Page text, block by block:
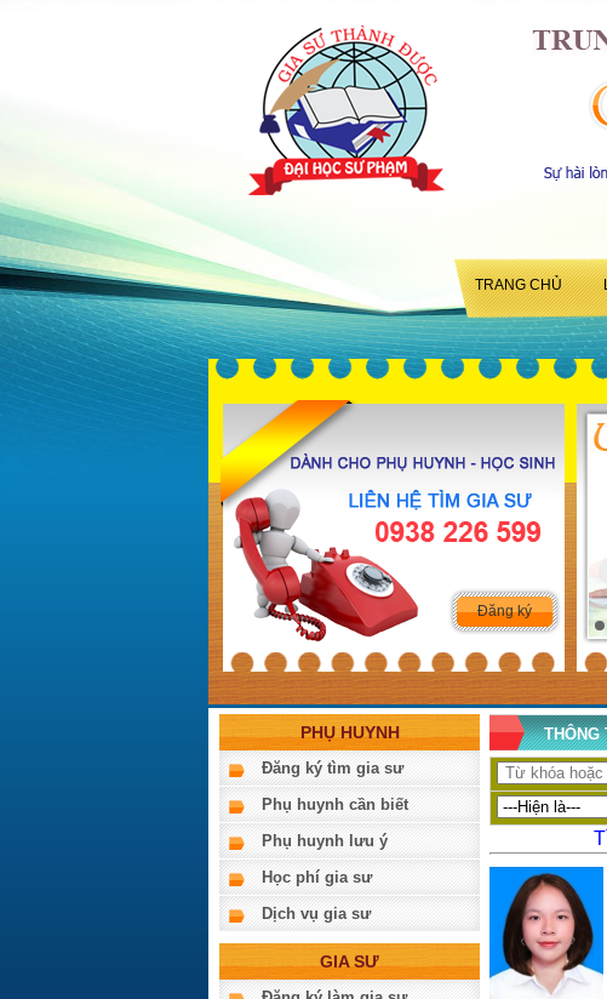
TRANG CHỦ
Đăng ký
PHỤ HUYNH
Đăng ký tìm gia sư
Phụ huynh cần biết
Phụ huynh lưu ý
Học phí gia sư
Dịch vụ gia sư
GIA SƯ
THÔNG